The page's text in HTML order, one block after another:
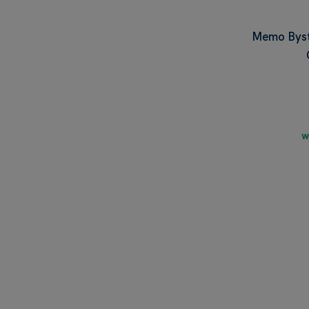
Memo